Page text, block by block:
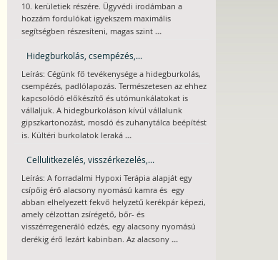
10. kerületiek részére. Ügyvédi irodámban a
hozzám fordulókat igyekszem maximális
segítségben részesíteni, magas szint ...
Hidegburkolás, csempézés,...
Leírás: Cégünk fő tevékenysége a hidegburkolás,
csempézés, padlólapozás. Természetesen az ehhez
kapcsolódó előkészítő és utómunkálatokat is
vállaljuk. A hidegburkoláson kívül vállalunk
gipszkartonozást, mosdó és zuhanytálca beépítést
is. Kültéri burkolatok leraká ...
Cellulitkezelés, visszérkezelés,...
Leírás: A forradalmi Hypoxi Terápia alapját egy
csípőig érő alacsony nyomású kamra és egy
abban elhelyezett fekvő helyzetű kerékpár képezi,
amely célzottan zsírégető, bőr- és
visszérregeneráló edzés, egy alacsony nyomású
derékig érő lezárt kabinban. Az alacsony ...